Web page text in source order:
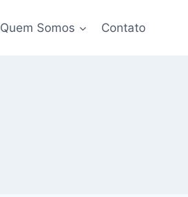
Quem Somos Contato